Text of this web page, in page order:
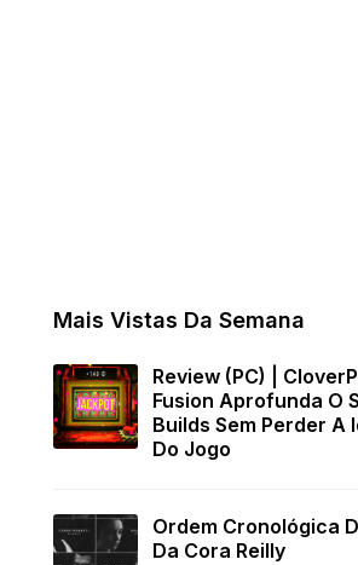
Mais Vistas Da Semana
Review (PC) |
Fusion Aprofunda O
Builds Sem Perder A
Do Jogo
Ordem Cronológica
Da Cora Reilly